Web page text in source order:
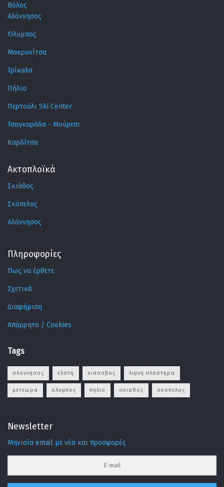
Βόλος
Αλόννησος
Όλυμπος
Μακρυνίτσα
Τρίκαλα
Πήλιο
Περτούλι Ski Center
Τσαγκαράδα - Μούρεσι
Καρδίτσα
Ακτοπλοϊκά
Σκιάθος
Σκόπελος
Αλόννησος
Πληροφορίες
Πως να έρθετε
Σχετικά
Διαφήμιση
Απόρρητο / Cookies
Tags
αλοννησος ελατη κισσαβος λιμνη πλαστηρα
μετεωρα ολυμπος πηλιο σκιαθος σκοπελος
Newsletter
Μηνιαία email με νέα και προσφορές